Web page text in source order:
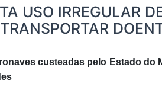
USO IRREGULAR
custeadas pelo Estado do